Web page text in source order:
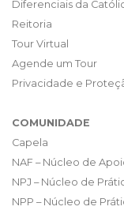
Diferenciais da
Reitoria
Tour Virtual
Agende um Tour
Privacidade e
COMUNIDADE
Capela
NAF – Núcleo de
NPJ – Núcleo de
NPP – Núcleo de